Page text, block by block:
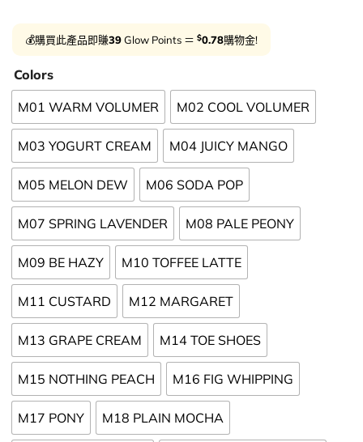
💰購買此產品即賺39Glow Points ＝ $0.78購物金!
Colors
M01 WARM VOLUMER M02 COOL VOLUMER
M03 YOGURT CREAM M04 JUICY MANGO
M05 MELON DEW M06 SODA POP
M07 SPRING LAVENDER M08 PALE PEONY
M09 BE HAZY M10 TOFFEE LATTE
M11 CUSTARD M12 MARGARET
M13 GRAPE CREAM M14 TOE SHOES
M15 NOTHING PEACH M16 FIG WHIPPING
M17 PONY M18 PLAIN MOCHA